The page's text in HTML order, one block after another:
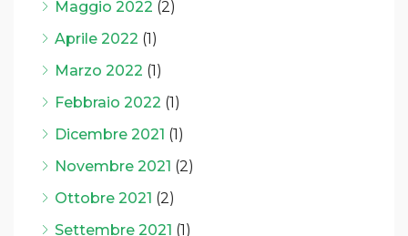
Maggio 2022 (2)
Aprile 2022 (1)
Marzo 2022 (1)
Febbraio 2022 (1)
Dicembre 2021 (1)
Novembre 2021 (2)
Ottobre 2021 (2)
Settembre 2021 (1)